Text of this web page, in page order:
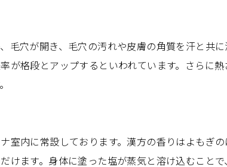
毛穴が開き、毛穴の汚れや皮膚の角質を汗と共
が格段とアップするといわれています。さらに
室内に常設しております。漢方の香りはよもぎ
けます。身体に塗った塩が蒸気と溶け込むこと